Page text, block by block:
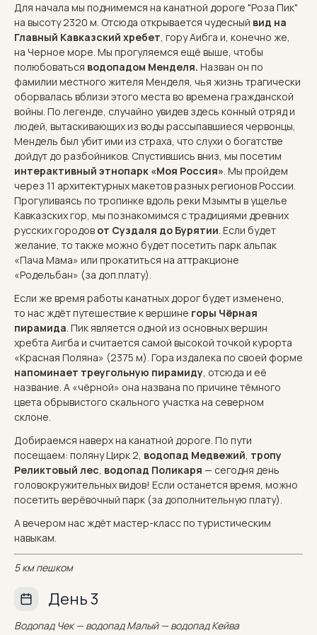
Для начала мы поднимемся на канатной дороге "Роза Пик"
на высоту 2320 м. Отсюда открывается чудесный вид на
Главный Кавказский хребет, гору Аибга и, конечно же,
на Черное море. Мы прогуляемся ещё выше, чтобы
полюбоваться водопадом Менделя. Назван он по
фамилии местного жителя Менделя, чья жизнь трагически
оборвалась вблизи этого места во времена гражданской
войны. По легенде, случайно увидев здесь конный отряд и
людей, вытаскивающих из воды рассыпавшиеся червонцы,
Мендель был убит ими из страха, что слухи о богатстве
дойдут до разбойников. Спустившись вниз, мы посетим
интерактивный этнопарк «Моя Россия». Мы пройдем
через 11 архитектурных макетов разных регионов России.
Прогуливаясь по тропинке вдоль реки Мзымты в ущелье
Кавказских гор, мы познакомимся с традициями древних
русских городов от Суздаля до Бурятии. Если будет
желание, то также можно будет посетить парк альпак
«Пача Мама» или прокатиться на аттракционе
«Родельбан» (за доп.плату).
Если же время работы канатных дорог будет изменено,
то нас ждёт путешествие к вершине горы Чёрная
пирамида. Пик является одной из основных вершин
хребта Аигба и считается самой высокой точкой курорта
«Красная Поляна» (2375 м). Гора издалека по своей форме
напоминает треугольную пирамиду, отсюда и её
название. А «чёрной» она названа по причине тёмного
цвета обрывистого скального участка на северном
склоне.
Добираемся наверх на канатной дороге. По пути
посещаем: поляну Цирк 2, водопад Медвежий, тропу
Реликтовый лес, водопад Поликаря — сегодня день
головокружительных видов! Если останется время, можно
посетить верёвочный парк (за дополнительную плату).
А вечером нас ждёт мастер-класс по туристическим
навыкам.
5 км пешком
День 3
Водопад Чек — водопад Малый — водопад Кейва